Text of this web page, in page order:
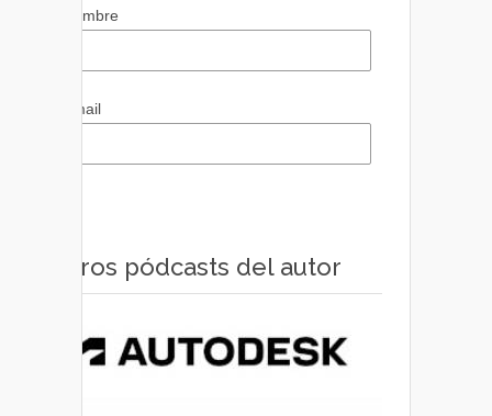
Nombre
Email
Otros pódcasts del autor